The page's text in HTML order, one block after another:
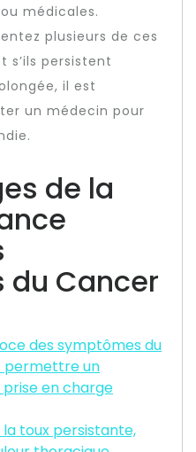
médicales.
plusieurs de ces
s’ils persistent
il est
un médecin pour
de la
du Cancer
des symptômes du
permettre un
en charge
toux persistante,